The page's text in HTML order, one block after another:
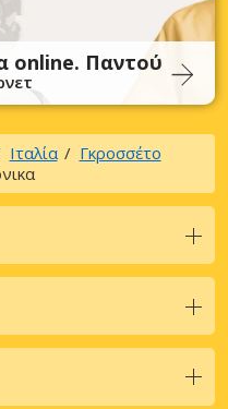
online. Παντού
Ιταλία
Γκροσσέτο